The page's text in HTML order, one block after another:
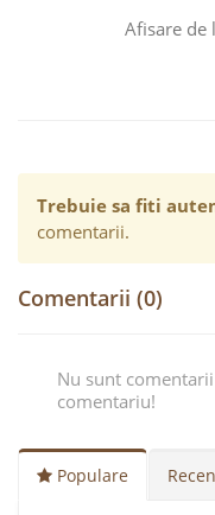
Afisare de
Trebuie sa fiti
comentarii.
Comentarii (0)
Nu sunt
comentariu!
Populare